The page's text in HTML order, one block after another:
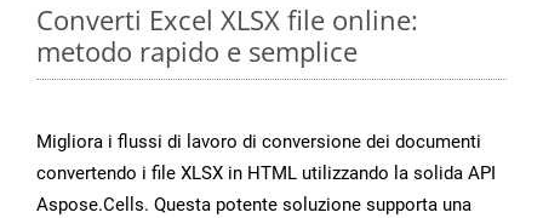
Converti Excel XLSX file online:
metodo rapido e semplice
Migliora i flussi di lavoro di conversione dei documenti
convertendo i file XLSX in HTML utilizzando la solida API
Aspose.Cells. Questa potente soluzione supporta una